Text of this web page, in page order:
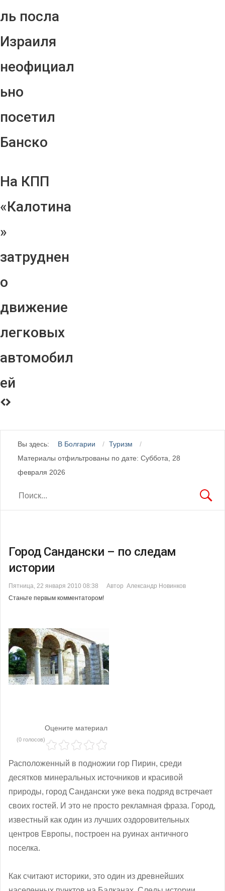
ль посла
Израиля
неофициал
ьно
посетил
Банско
На КПП
«Калотина
»
затруднен
о
движение
легковых
автомобил
ей
Вы здесь: В Болгарии
Туризм
Материалы отфильтрованы по дате: Суббота, 28
февраля 2026
Город Сандански – по следам
истории
Пятница, 22 января 2010 08:38
Автор Александр Новинков
Станьте первым комментатором!
Оцените материал
(0 голосов)
Расположенный в подножии гор Пирин, среди
десятков минеральных источников и красивой
природы, город Сандански уже века подряд встречает
своих гостей. И это не просто рекламная фраза. Город,
известный как один из лучших оздоровительных
центров Европы, построен на руинах античного
поселка.
Как считают историки, это один из древнейших